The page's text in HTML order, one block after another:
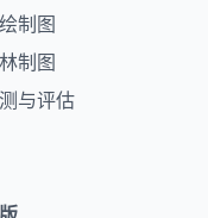
制图
制图
与评估